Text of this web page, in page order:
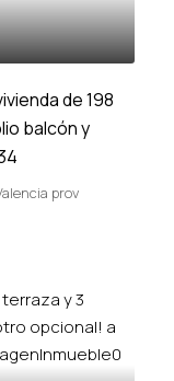
de 198
balcón y
prov